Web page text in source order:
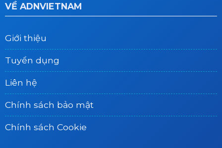
VỀ ADNVIETNAM
Giới thiệu
Tuyển dụng
Liên hệ
Chính sách bảo mật
Chính sách Cookie